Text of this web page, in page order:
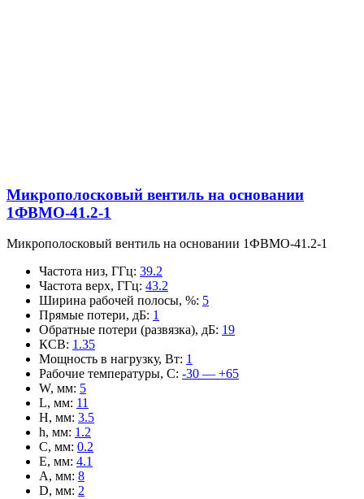
Микрополосковый вентиль на основании
1ФВМO-41.2-1
Микрополосковый вентиль на основании 1ФВМO-41.2-1
Частота низ, ГГц: 39.2
Частота верх, ГГц: 43.2
Ширина рабочей полосы, %: 5
Прямые потери, дБ: 1
Обратные потери (развязка), дБ: 19
КСВ: 1.35
Мощность в нагрузку, Вт: 1
Рабочие температуры, С: -30 — +65
W, мм: 5
L, мм: 11
H, мм: 3.5
h, мм: 1.2
C, мм: 0.2
E, мм: 4.1
A, мм: 8
D, мм: 2